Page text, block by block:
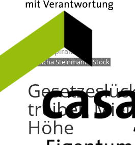
© Micha Steinmann/iStock
treiben
Höhe